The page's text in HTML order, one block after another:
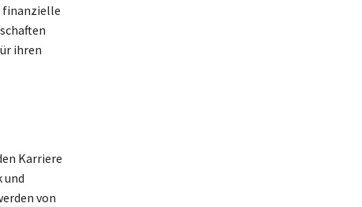
finanzielle
ihren
Karriere
und
von